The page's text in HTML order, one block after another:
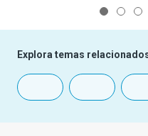
Explora temas